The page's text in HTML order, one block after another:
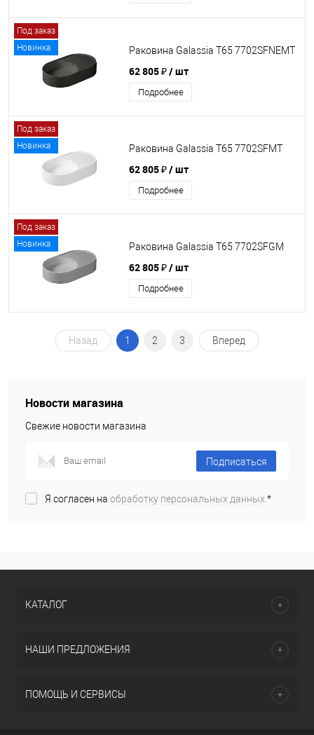
Под заказ
Новинка
Раковина Galassia T65 7702SFNEMT
62 805 ₽/ шт
Подробнее
Под заказ
Новинка
Раковина Galassia T65 7702SFMT
62 805 ₽/ шт
Подробнее
Под заказ
Новинка
Раковина Galassia T65 7702SFGM
62 805 ₽/ шт
Подробнее
Назад 1 2 3 Вперед
Новости магазина
Свежие новости магазина
Подписаться
Я согласен на обработку персональных данных.*
КАТАЛОГ
НАШИ ПРЕДЛОЖЕНИЯ
ПОМОЩЬ И СЕРВИСЫ